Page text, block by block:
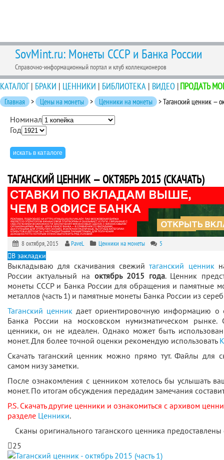
SovMint.ru: Монеты СССР и Банка России
Справочно-информационный портал и клуб коллекционеров
КАТАЛОГ| БРАКИ | ЦЕННИКИ | БИБЛИОТЕКА | ВИДЕО |ПРОДАТЬ
Главная > Цены на монеты > Ценники на монеты > Таганский ценник —
Номинал
Год
ТАГАНСКИЙ ЦЕННИК — ОКТЯБРЬ 2015 (СКАЧАТЬ)
8 октября, 2015 PaveL Ценники на монеты 5
В закладки
Выкладываю для скачивания свежийтаганский ценник
России актуальный на октябрь 2015 года. Ценник
монеты СССР и Банка России для обращения и памятные
металлов (часть 1) и памятные монеты Банка России из
Таганский ценник дает ориентировочную информацию о
Банка России на московском нумизматическом
ценники, он не идеален. Однако может быть
монет. Для более точной оценки рекомендую использовать
Скачать таганский ценник можно прямо тут. Файлы для
самом низу заметки.
После ознакомления с ценником хотелось бы услышать
монет. По итогам обсуждения передадим замечания
P.S. Скачать другие ценники и ознакомиться с архивом
разделе Ценники.
Сканы оригинального таганского ценника
25